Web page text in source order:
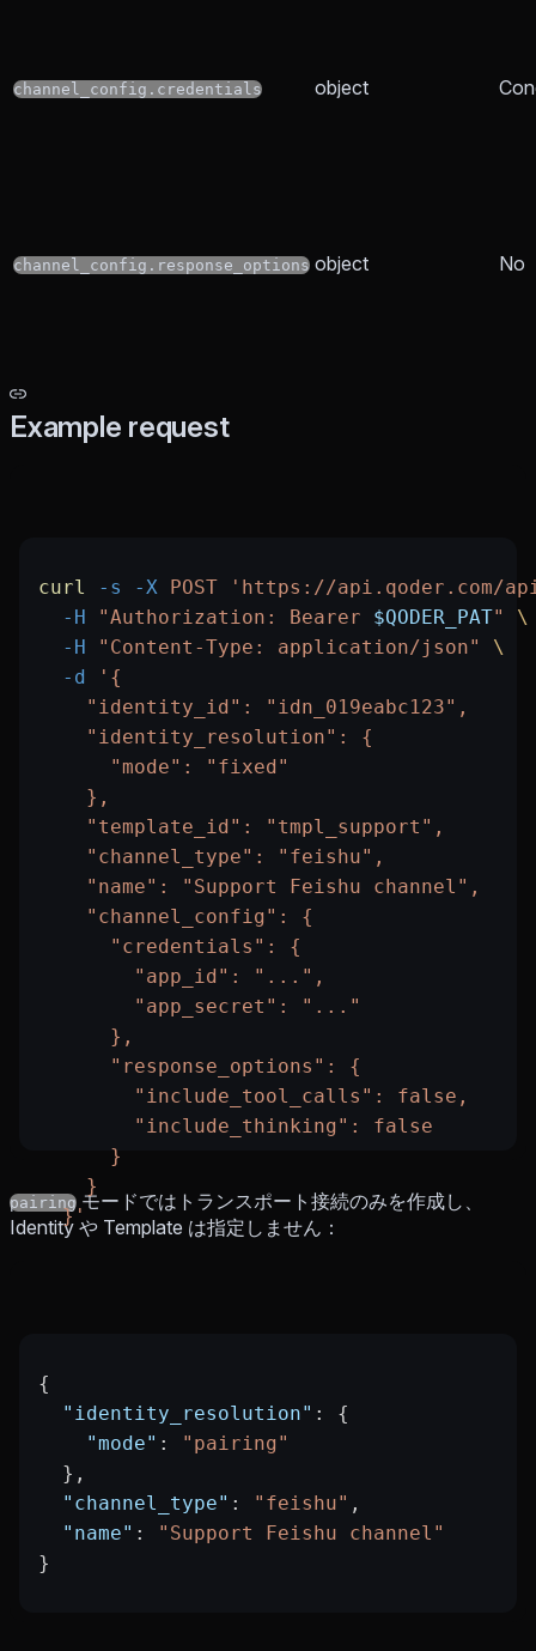
channel_config.credentials object
channel_config.response_options object No
Example request
curl -s -X POST 'https://api.qoder.com/
  -H
"Authorization: Bearer $QODER_PAT"
\
  -H
"Content-Type: application/json"
\
  -d
'{
    "identity_id": "idn_019eabc123",
    "identity_resolution": {
      "mode": "fixed"
    },
    "template_id": "tmpl_support",
    "channel_type": "feishu",
    "name": "Support Feishu channel",
    "channel_config": {
      "credentials": {
        "app_id": "...",
        "app_secret": "..."
      },
      "response_options": {
        "include_tool_calls": false,
        "include_thinking": false
      }
    }
  }'
pairing モードではトランスポート接続のみを作成し、
Identity や Template は指定しません：
{
  "identity_resolution"
: {
    "mode"
:
"pairing"
  },
  "channel_type"
: "feishu" ,
  "name"
:
"Support Feishu channel"
}